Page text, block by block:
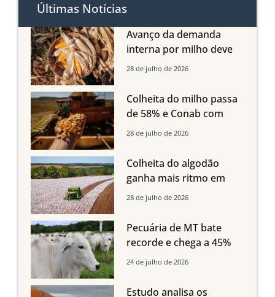
Últimas Notícias
Avanço da demanda
interna por milho deve
compensar aumento da
em Mato Grosso, aponta
Imea
28 de julho de 2026
Colheita do milho passa
de 58% e Conab com
boas produtividades em
quedas em Tocantins,
Maranhão e Piauí
28 de julho de 2026
Colheita do algodão
ganha mais ritmo em
Mato Grosso, Mato
Maranhão
28 de julho de 2026
Pecuária de MT bate
recorde e chega a 45%
dos bovinos abatidos
24 de julho de 2026
Estudo analisa os